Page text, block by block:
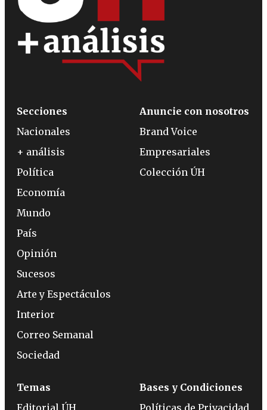
Secciones
Nacionales
+ análisis
Política
Economía
Mundo
País
Opinión
Sucesos
Arte y Espectáculos
Interior
Correo Semanal
Sociedad
Anuncie con nosotros
Brand Voice
Empresariales
Colección ÚH
Temas
Editorial ÚH
Bases y Condiciones
Políticas de Privacidad